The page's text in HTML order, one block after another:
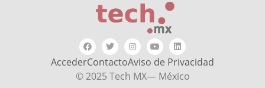
AccederContactoAviso de Privacidad
© 2025 Tech MX— México